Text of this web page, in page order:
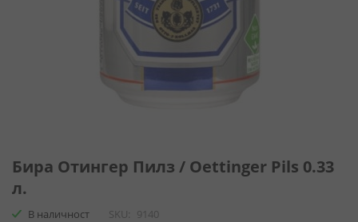
към
началото
на
галерия
Бира Отингер Пилз / Oettinger Pils 0.33
л.
В наличност SKU
9140